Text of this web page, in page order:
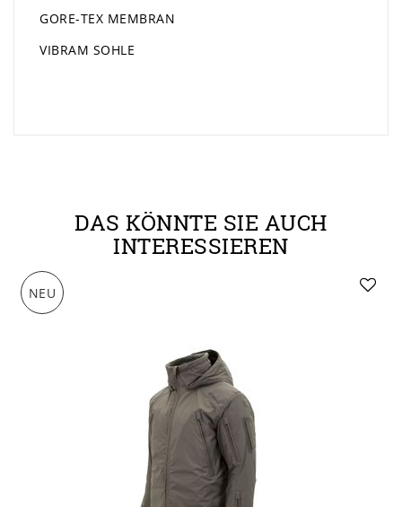
GORE-TEX MEMBRAN
VIBRAM SOHLE
DAS KÖNNTE SIE AUCH
INTERESSIEREN
NEU